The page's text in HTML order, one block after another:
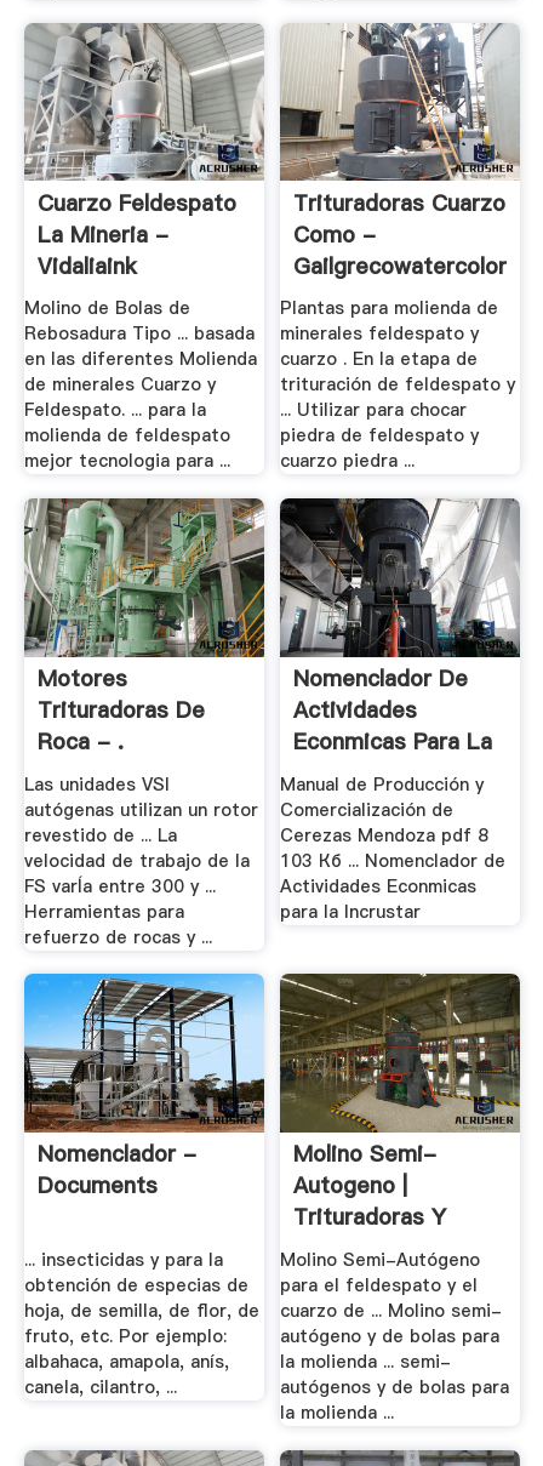
Cuarzo Feldespato
La Mineria -
Vidaliaink
Molino de Bolas de
Rebosadura Tipo ... basada
en las diferentes Molienda
de minerales Cuarzo y
Feldespato. ... para la
molienda de feldespato
mejor tecnologia para ...
Trituradoras Cuarzo
Como -
Plantas para molienda de
minerales feldespato y
cuarzo . En la etapa de
trituración de feldespato y
... Utilizar para chocar
piedra de feldespato y
cuarzo piedra ...
Motores
Trituradoras De
Roca - .
Las unidades VSI
autógenas utilizan un rotor
revestido de ... La
velocidad de trabajo de la
FS varÍa entre 300 y ...
Herramientas para
refuerzo de rocas y ...
Nomenclador De
Actividades
Econmicas Para La
- .
Manual de Producción y
Comercialización de
Cerezas Mendoza pdf 8
103 Кб ... Nomenclador de
Actividades Econmicas
para la Incrustar
Nomenclador -
Documents
... insecticidas y para la
obtención de especias de
hoja, de semilla, de flor, de
fruto, etc. Por ejemplo:
albahaca, amapola, anís,
canela, cilantro, ...
Molino Semi-
Autogeno |
Trituradoras Y
Molinos
Molino Semi-Autógeno
para el feldespato y el
cuarzo de ... Molino semi-
autógeno y de bolas para
la molienda ... semi-
autógenos y de bolas para
la molienda ...